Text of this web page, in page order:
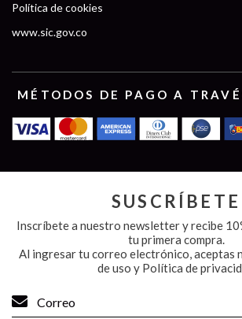
Política de cookies
www.sic.gov.co
MÉTODOS DE PAGO A
SUSCRÍBETE
Inscríbete a nuestro newsletter y recibe
tu primera compra.
Al ingresar tu correo electrónico, aceptas
de uso y Política de